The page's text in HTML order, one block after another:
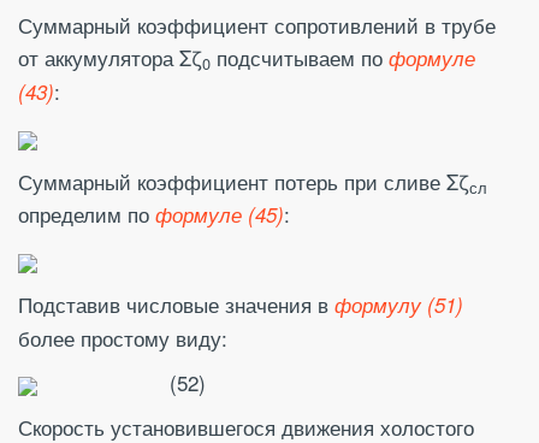
Суммарный коэффициент сопротивлений в трубе
от аккумулятора Σζ0 подсчитываем по формуле
(43):
Суммарный коэффициент потерь при сливе Σζсл
определим по формуле (45):
Подставив числовые значения в формулу (51)
более простому виду:
(52)
Скорость установившегося движения холостого